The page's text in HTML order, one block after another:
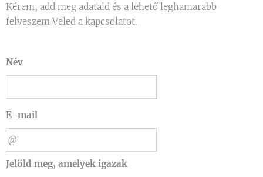
Kérem, add meg adataid és a lehető leghamarabb
felveszem Veled a kapcsolatot.
Név
E-mail
Jelöld meg, amelyek igazak